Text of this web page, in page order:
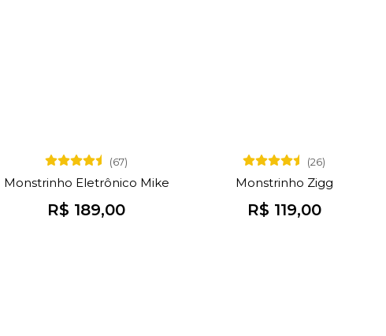
(67)
Monstrinho Eletrônico Mike
R$ 189,00
(26)
Monstrinho Zigg
R$ 119,00